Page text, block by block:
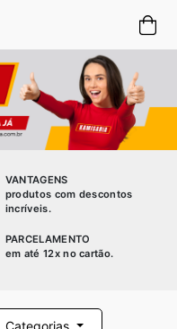
VANTAGENS
produtos com descontos
incríveis.
PARCELAMENTO
em até 12x no cartão.
Categorias